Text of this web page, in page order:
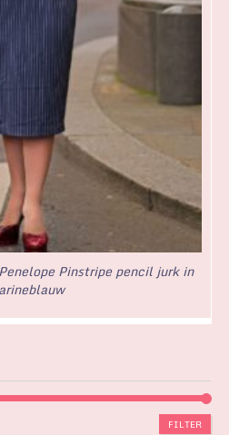
Pinstripe pencil jurk in
FILTER